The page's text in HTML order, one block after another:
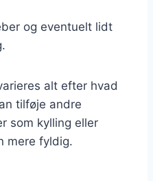
og eventuelt lidt
alt efter hvad
tilføje andre
som kylling eller
mere fyldig.